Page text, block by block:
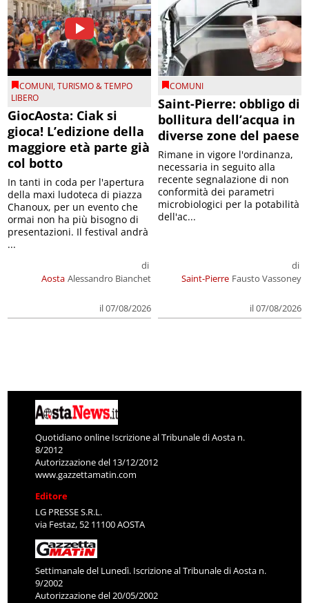
COMUNI,TURISMO & TEMPO
LIBERO
GiocAosta: Ciak si
gioca! L’edizione della
maggiore età parte già
col botto
Aosta
di
Alessandro Bianchet
il 07/08/2026
In tanti in coda per l'apertura
della maxi ludoteca di piazza
Chanoux, per un evento che
ormai non ha più bisogno di
presentazioni. Il festival andrà
...
COMUNI
Saint-Pierre: obbligo di
bollitura dell’acqua in
diverse zone del paese
Saint-Pierre
di
Fausto Vassoney
il 07/08/2026
Rimane in vigore l'ordinanza,
necessaria in seguito alla
recente segnalazione di non
conformità dei parametri
microbiologici per la potabilità
dell'ac...
Quotidiano online Iscrizione al Tribunale di Aosta n.
8/2012
Autorizzazione del 13/12/2012
www.gazzettamatin.com
Editore
LG PRESSE S.R.L.
via Festaz, 52 11100 AOSTA
Settimanale del Lunedì. Iscrizione al Tribunale di Aosta n.
9/2002
Autorizzazione del 20/05/2002